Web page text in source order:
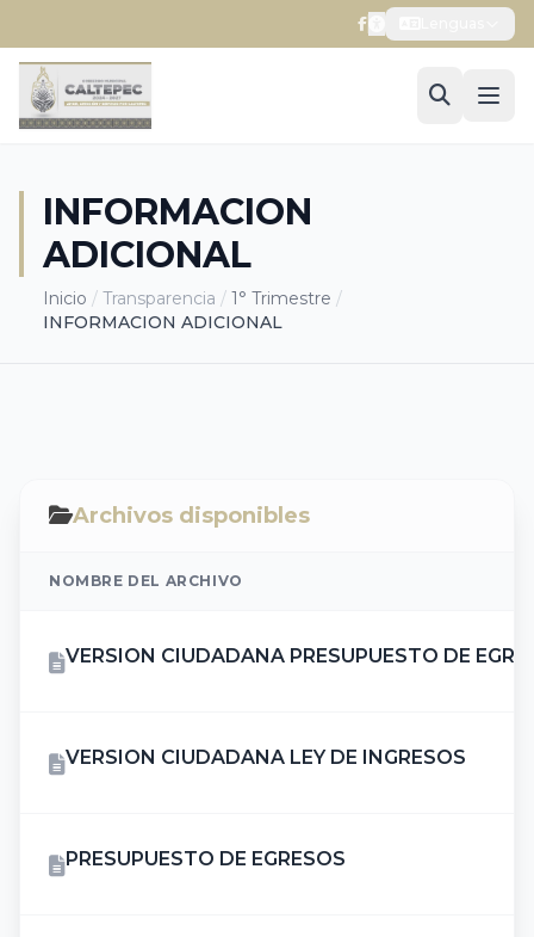
INFORMACION
ADICIONAL
Inicio / Transparencia / 1° Trimestre /
INFORMACION ADICIONAL
Archivos disponibles
NOMBRE DEL ARCHIVO
VERSION CIUDADANA PRESUPUESTO DE
VERSION CIUDADANA LEY DE INGRESOS
PRESUPUESTO DE EGRESOS